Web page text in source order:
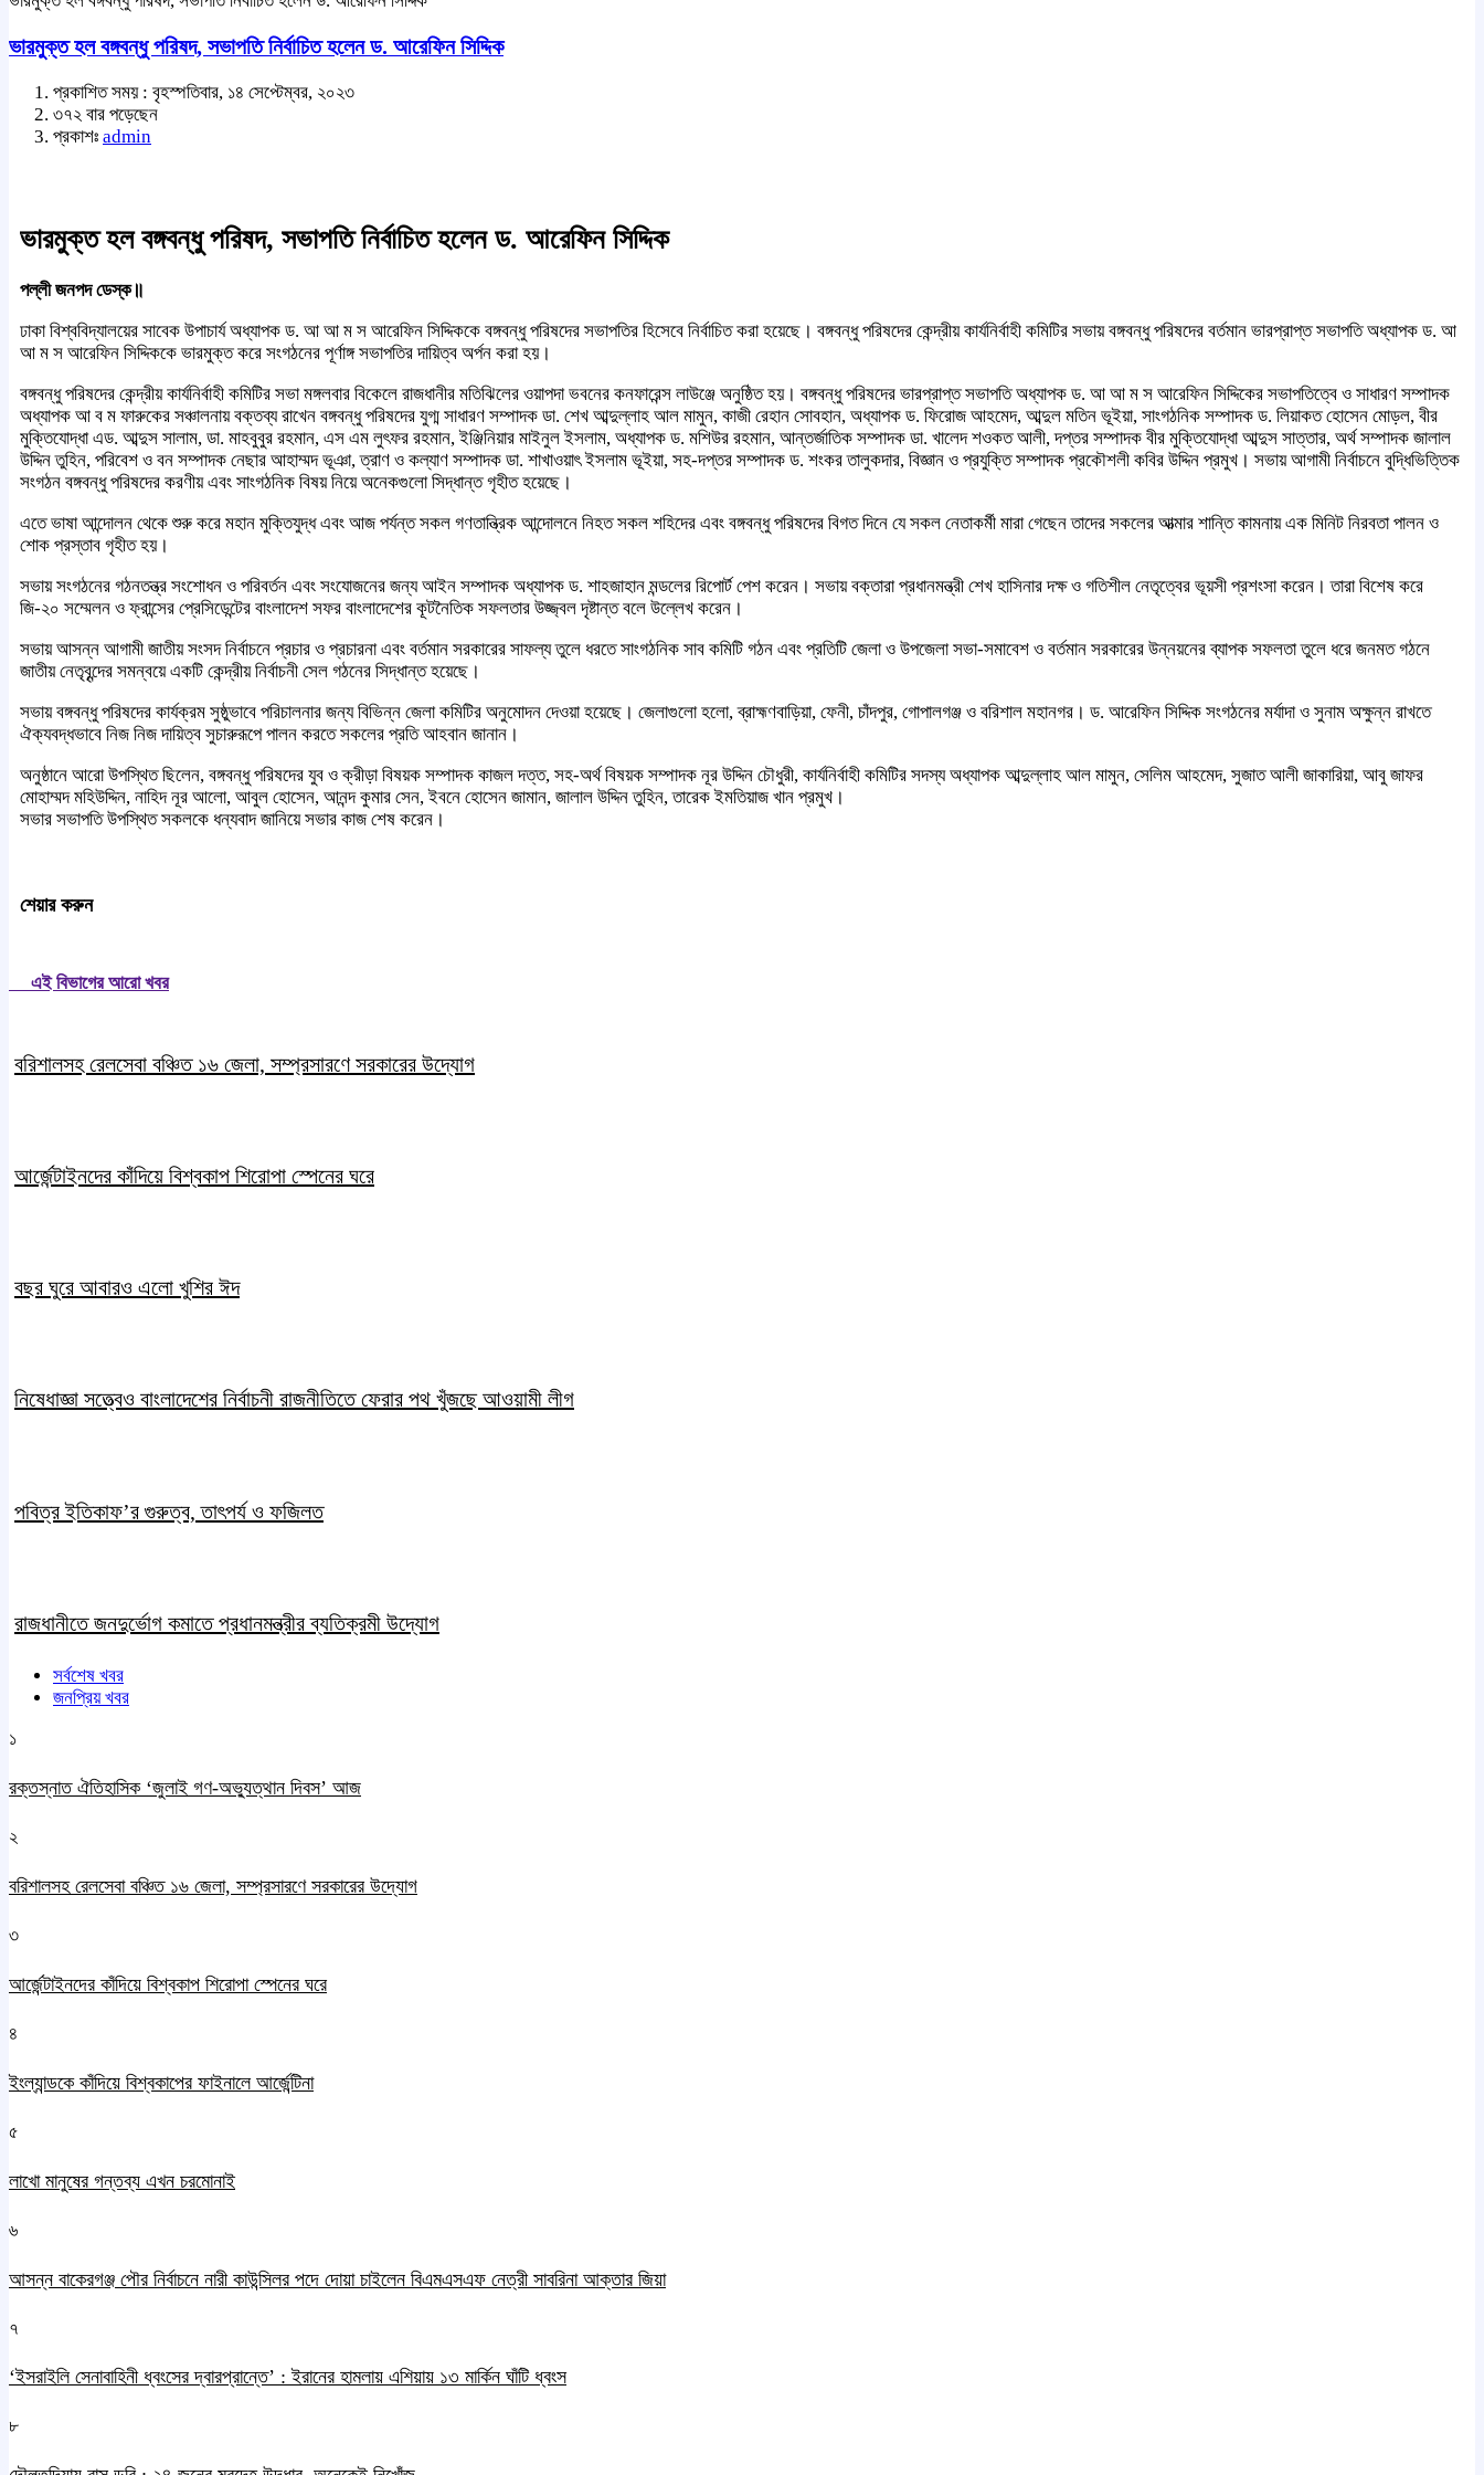
ভারমুক্ত হল বঙ্গবন্ধু পরিষদ, সভাপতি নির্বাচিত হলেন ড. আরেফিন সিদ্দিক
প্রকাশিত সময় : বৃহস্পতিবার, ১৪ সেপ্টেম্বর, ২০২৩
৩৭২ বার পড়েছেন
প্রকাশঃ admin
ভারমুক্ত হল বঙ্গবন্ধু পরিষদ, সভাপতি নির্বাচিত হলেন ড. আরেফিন সিদ্দিক
পল্লী জনপদ ডেস্ক॥
ঢাকা বিশ্ববিদ্যালয়ের সাবেক উপাচার্য অধ্যাপক ড. আ আ ম স আরেফিন সিদ্দিককে বঙ্গবন্ধু পরিষদের সভাপতির হিসেবে নির্বাচিত করা হয়েছে। বঙ্গবন্ধু পরিষদের কেন্দ্রীয় কার্যনির্বাহী কমিটির সভায় বঙ্গবন্ধু পরিষদের বর্তমান ভারপ্রাপ্ত সভাপতি অধ্যাপক ড. আ
আ ম স আরেফিন সিদ্দিককে ভারমুক্ত করে সংগঠনের পূর্ণাঙ্গ সভাপতির দায়িত্ব অর্পন করা হয়।
বঙ্গবন্ধু পরিষদের কেন্দ্রীয় কার্যনির্বাহী কমিটির সভা মঙ্গলবার বিকেলে রাজধানীর মতিঝিলের ওয়াপদা ভবনের কনফারেন্স লাউঞ্জে অনুষ্ঠিত হয়। বঙ্গবন্ধু পরিষদের ভারপ্রাপ্ত সভাপতি অধ্যাপক ড. আ আ ম স আরেফিন সিদ্দিকের সভাপতিত্বে ও সাধারণ সম্পাদক
অধ্যাপক আ ব ম ফারুকের সঞ্চালনায় বক্তব্য রাখেন বঙ্গবন্ধু পরিষদের যুগ্ম সাধারণ সম্পাদক ডা. শেখ আব্দুল্লাহ আল মামুন, কাজী রেহান সোবহান, অধ্যাপক ড. ফিরোজ আহমেদ, আব্দুল মতিন ভূইয়া, সাংগঠনিক সম্পাদক ড. লিয়াকত হোসেন মোড়ল, বীর
মুক্তিযোদ্ধা এড. আব্দুস সালাম, ডা. মাহবুবুর রহমান, এস এম লুৎফর রহমান, ইঞ্জিনিয়ার মাইনুল ইসলাম, অধ্যাপক ড. মশিউর রহমান, আন্তর্জাতিক সম্পাদক ডা. খালেদ শওকত আলী, দপ্তর সম্পাদক বীর মুক্তিযোদ্ধা আব্দুস সাত্তার, অর্থ সম্পাদক জালাল
উদ্দিন তুহিন, পরিবেশ ও বন সম্পাদক নেছার আহাম্মদ ভূঞা, ত্রাণ ও কল্যাণ সম্পাদক ডা. শাখাওয়াৎ ইসলাম ভূইয়া, সহ-দপ্তর সম্পাদক ড. শংকর তালুকদার, বিজ্ঞান ও প্রযুক্তি সম্পাদক প্রকৌশলী কবির উদ্দিন প্রমুখ। সভায় আগামী নির্বাচনে বুদ্ধিভিত্তিক
সংগঠন বঙ্গবন্ধু পরিষদের করণীয় এবং সাংগঠনিক বিষয় নিয়ে অনেকগুলো সিদ্ধান্ত গৃহীত হয়েছে।
এতে ভাষা আন্দোলন থেকে শুরু করে মহান মুক্তিযুদ্ধ এবং আজ পর্যন্ত সকল গণতান্ত্রিক আন্দোলনে নিহত সকল শহিদের এবং বঙ্গবন্ধু পরিষদের বিগত দিনে যে সকল নেতাকর্মী মারা গেছেন তাদের সকলের আত্মার শান্তি কামনায় এক মিনিট নিরবতা পালন ও
শোক প্রস্তাব গৃহীত হয়।
সভায় সংগঠনের গঠনতন্ত্র সংশোধন ও পরিবর্তন এবং সংযোজনের জন্য আইন সম্পাদক অধ্যাপক ড. শাহজাহান মন্ডলের রিপোর্ট পেশ করেন। সভায় বক্তারা প্রধানমন্ত্রী শেখ হাসিনার দক্ষ ও গতিশীল নেতৃত্বের ভূয়সী প্রশংসা করেন। তারা বিশেষ করে
জি-২০ সম্মেলন ও ফ্রান্সের প্রেসিডেন্টের বাংলাদেশ সফর বাংলাদেশের কূটনৈতিক সফলতার উজ্জ্বল দৃষ্টান্ত বলে উল্লেখ করেন।
সভায় আসন্ন আগামী জাতীয় সংসদ নির্বাচনে প্রচার ও প্রচারনা এবং বর্তমান সরকারের সাফল্য তুলে ধরতে সাংগঠনিক সাব কমিটি গঠন এবং প্রতিটি জেলা ও উপজেলা সভা-সমাবেশ ও বর্তমান সরকারের উন্নয়নের ব্যাপক সফলতা তুলে ধরে জনমত গঠনে
জাতীয় নেতৃবৃন্দের সমন্বয়ে একটি কেন্দ্রীয় নির্বাচনী সেল গঠনের সিদ্ধান্ত হয়েছে।
সভায় বঙ্গবন্ধু পরিষদের কার্যক্রম সুষ্ঠুভাবে পরিচালনার জন্য বিভিন্ন জেলা কমিটির অনুমোদন দেওয়া হয়েছে। জেলাগুলো হলো, ব্রাহ্মণবাড়িয়া, ফেনী, চাঁদপুর, গোপালগঞ্জ ও বরিশাল মহানগর। ড. আরেফিন সিদ্দিক সংগঠনের মর্যাদা ও সুনাম অক্ষুন্ন রাখতে
ঐক্যবদ্ধভাবে নিজ নিজ দায়িত্ব সুচারুরূপে পালন করতে সকলের প্রতি আহবান জানান।
অনুষ্ঠানে আরো উপস্থিত ছিলেন, বঙ্গবন্ধু পরিষদের যুব ও ক্রীড়া বিষয়ক সম্পাদক কাজল দত্ত, সহ-অর্থ বিষয়ক সম্পাদক নূর উদ্দিন চৌধুরী, কার্যনির্বাহী কমিটির সদস্য অধ্যাপক আব্দুল্লাহ আল মামুন, সেলিম আহমেদ, সুজাত আলী জাকারিয়া, আবু জাফর
মোহাম্মদ মহিউদ্দিন, নাহিদ নূর আলো, আবুল হোসেন, আনন্দ কুমার সেন, ইবনে হোসেন জামান, জালাল উদ্দিন তুহিন, তারেক ইমতিয়াজ খান প্রমুখ।
সভার সভাপতি উপস্থিত সকলকে ধন্যবাদ জানিয়ে সভার কাজ শেষ করেন।
শেয়ার করুন
এই বিভাগের আরো খবর
বরিশালসহ রেলসেবা বঞ্চিত ১৬ জেলা, সম্প্রসারণে সরকারের উদ্যোগ
আর্জেন্টাইনদের কাঁদিয়ে বিশ্বকাপ শিরোপা স্পেনের ঘরে
বছর ঘুরে আবারও এলো খুশির ঈদ
নিষেধাজ্ঞা সত্ত্বেও বাংলাদেশের নির্বাচনী রাজনীতিতে ফেরার পথ খুঁজছে আওয়ামী লীগ
পবিত্র ইতিকাফ’র গুরুত্ব, তাৎপর্য ও ফজিলত
রাজধানীতে জনদুর্ভোগ কমাতে প্রধানমন্ত্রীর ব্যতিক্রমী উদ্যােগ
সর্বশেষ খবর
জনপ্রিয় খবর
১
রক্তস্নাত ঐতিহাসিক ‌‘জুলাই গণ-অভ্যুত্থান দিবস’ আজ
২
বরিশালসহ রেলসেবা বঞ্চিত ১৬ জেলা, সম্প্রসারণে সরকারের উদ্যোগ
৩
আর্জেন্টাইনদের কাঁদিয়ে বিশ্বকাপ শিরোপা স্পেনের ঘরে
৪
ইংল্যান্ডকে কাঁদিয়ে বিশ্বকাপের ফাইনালে আর্জেন্টিনা
৫
লাখো মানুষের গন্তব্য এখন চরমোনাই
৬
আসন্ন বাকেরগঞ্জ পৌর নির্বাচনে নারী কাউন্সিলর পদে দোয়া চাইলেন বিএমএসএফ নেত্রী সাবরিনা আক্তার জিয়া
৭
‘ইসরাইলি সেনাবাহিনী ধ্বংসের দ্বারপ্রান্তে’ : ইরানের হামলায় এশিয়ায় ১৩ মার্কিন ঘাঁটি ধ্বংস
৮